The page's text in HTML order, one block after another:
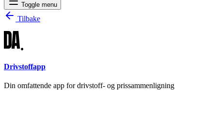
Toggle menu
Tilbake
Drivstoffapp
Din omfattende app for drivstoff- og prissammenligning